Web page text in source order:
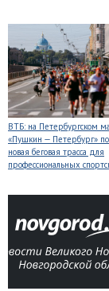
ВТБ: на Петербургском
«Пушкин — Петербург»
новая беговая трасса для
профессиональных